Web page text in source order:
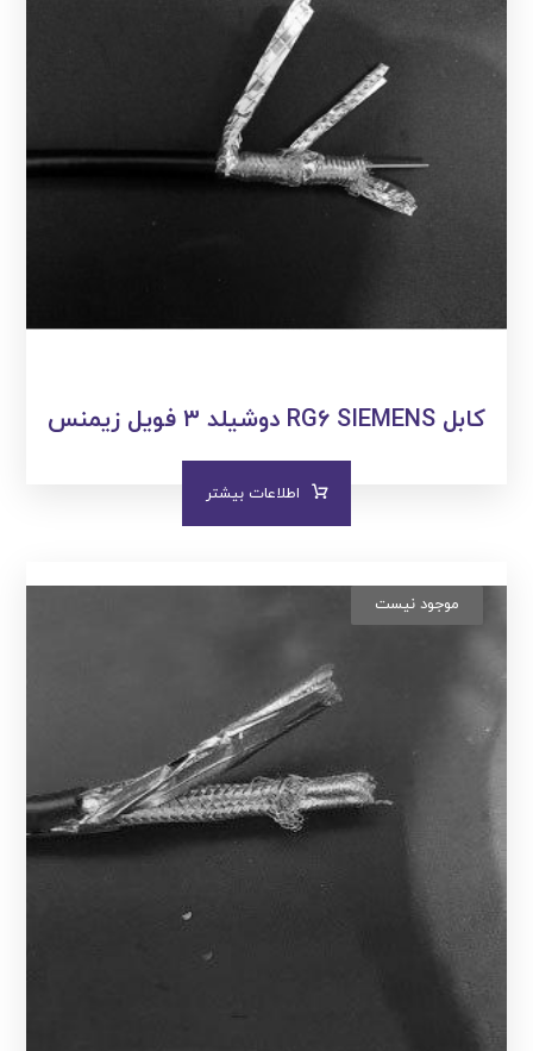
کابل RG۶ SIEMENS دوشیلد ۳ فویل زیمنس
اطلاعات بیشتر
موجود نیست